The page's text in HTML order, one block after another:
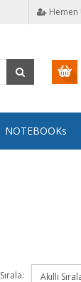
Hemen
NOTEBOOKs
Sırala: